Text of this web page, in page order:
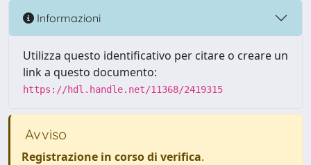
Informazioni
Utilizza questo identificativo per citare o creare un
link a questo documento:
https://hdl.handle.net/11368/2419315
Avviso
Registrazione in corso di verifica.